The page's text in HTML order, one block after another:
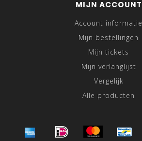
MIJN ACCOUNT
Account informatie
Mijn bestellingen
Mijn tickets
Mijn verlanglijst
Vergelijk
Alle producten